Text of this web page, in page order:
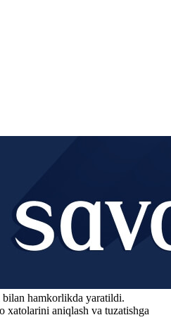
bilan hamkorlikda yaratildi.
xatolarini aniqlash va tuzatishga